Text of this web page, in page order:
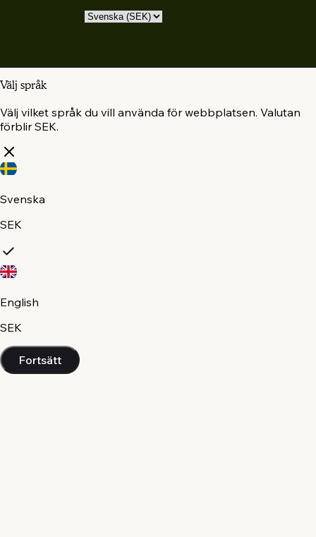
Välj språk
Välj vilket språk du vill använda för webbplatsen. Valutan
förblir SEK.
Svenska
SEK
English
SEK
Fortsätt